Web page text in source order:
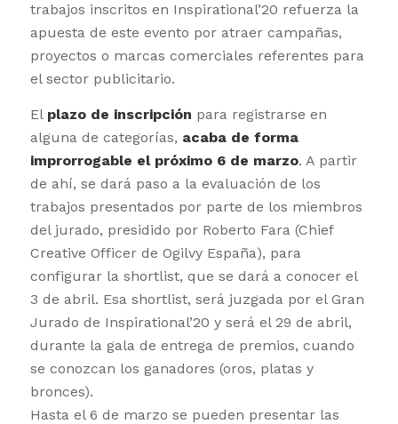
trabajos inscritos en Inspirational’20 refuerza la
apuesta de este evento por atraer campañas,
proyectos o marcas comerciales referentes para
el sector publicitario.
El plazo de inscripción para registrarse en
alguna de categorías, acaba de forma
improrrogable el próximo 6 de marzo. A partir
de ahí, se dará paso a la evaluación de los
trabajos presentados por parte de los miembros
del jurado, presidido por Roberto Fara (Chief
Creative Officer de Ogilvy España), para
configurar la shortlist, que se dará a conocer el
3 de abril. Esa shortlist, será juzgada por el Gran
Jurado de Inspirational’20 y será el 29 de abril,
durante la gala de entrega de premios, cuando
se conozcan los ganadores (oros, platas y
bronces).
Hasta el 6 de marzo se pueden presentar las